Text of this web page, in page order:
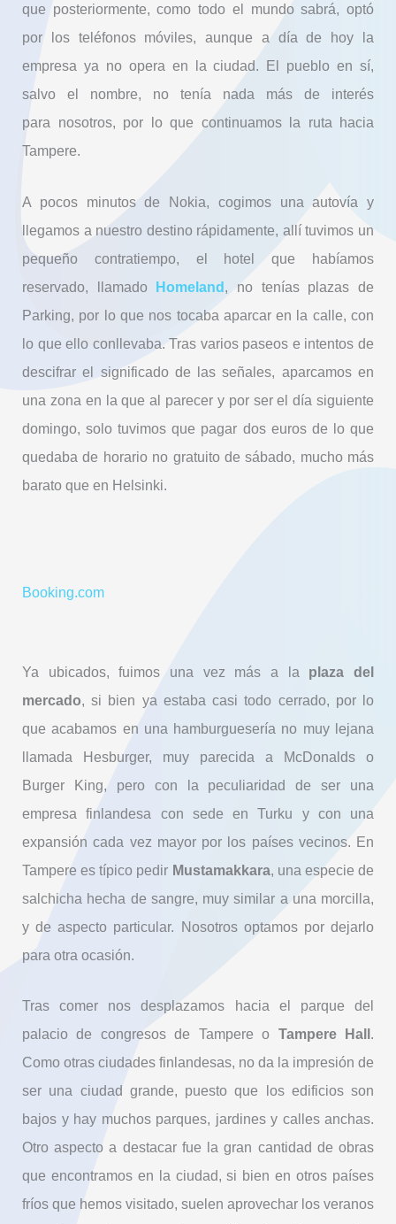
que posteriormente, como todo el mundo sabrá, optó
por los teléfonos móviles, aunque a día de hoy la
empresa ya no opera en la ciudad. El pueblo en sí,
salvo el nombre, no tenía nada más de interés
para nosotros, por lo que continuamos la ruta hacia
Tampere.
A pocos minutos de Nokia, cogimos una autovía y
llegamos a nuestro destino rápidamente, allí tuvimos un
pequeño contratiempo, el hotel que habíamos
reservado, llamado
Homeland , no tenías plazas de
Parking, por lo que nos tocaba aparcar en la calle, con
lo que ello conllevaba. Tras varios paseos e intentos de
descifrar el significado de las señales, aparcamos en
una zona en la que al parecer y por ser el día siguiente
domingo, solo tuvimos que pagar dos euros de lo que
quedaba de horario no gratuito de sábado, mucho más
barato que en Helsinki.
Booking.com
Ya ubicados, fuimos una vez más a la plaza del
mercado, si bien ya estaba casi todo cerrado, por lo
que acabamos en una hamburguesería no muy lejana
llamada Hesburger, muy parecida a McDonalds o
Burger King, pero con la peculiaridad de ser una
empresa finlandesa con sede en Turku y con una
expansión cada vez mayor por los países vecinos. En
Tampere es típico pedir Mustamakkara, una especie de
salchicha hecha de sangre, muy similar a una morcilla,
y de aspecto particular. Nosotros optamos por dejarlo
para otra ocasión.
Tras comer nos desplazamos hacia el parque del
palacio de congresos de Tampere o Tampere Hall .
Como otras ciudades finlandesas, no da la impresión de
ser una ciudad grande, puesto que los edificios son
bajos y hay muchos parques, jardines y calles anchas.
Otro aspecto a destacar fue la gran cantidad de obras
que encontramos en la ciudad, si bien en otros países
fríos que hemos visitado, suelen aprovechar los veranos